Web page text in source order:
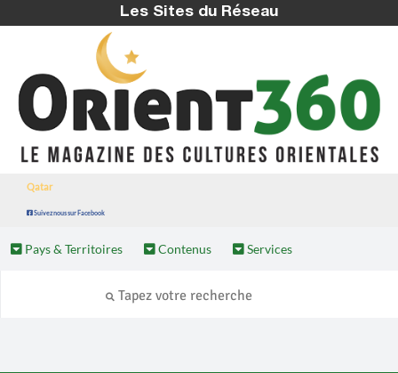
Les Sites du Réseau
Qatar
Suivez nous sur Facebook
Pays & Territoires Contenus Services